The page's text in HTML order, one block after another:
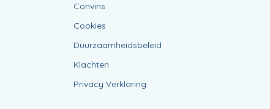
Convins
Cookies
Duurzaamheidsbeleid
Klachten
Privacy Verklaring